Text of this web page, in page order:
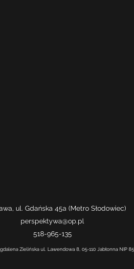
ul. Gdańska 45a (Metro Słodowiec)
perspektywa@op.pl
518-965-135
Zielińska ul. Lawendowa 8, 05-110 Jabłonna NIP